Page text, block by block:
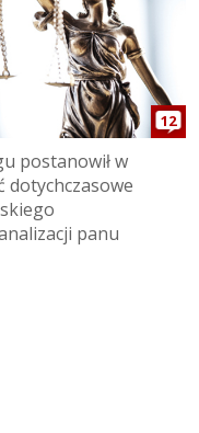
12
postanowił w
dotychczasowe
panu